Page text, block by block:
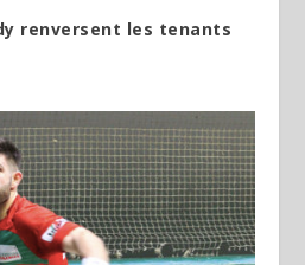
renversent les tenants